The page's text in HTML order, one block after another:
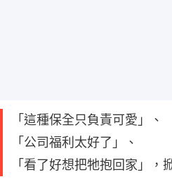
「這種保全只負責可愛」、
「公司福利太好了」、
「看了好想把牠抱回家」，